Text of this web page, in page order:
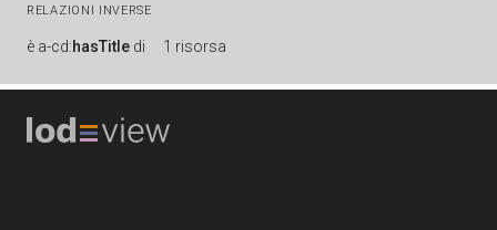
RELAZIONI INVERSE
è a-cd:hasTitle di 1 risorsa